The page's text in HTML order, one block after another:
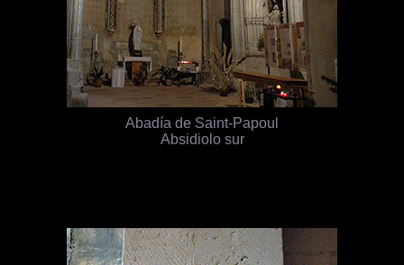
Abadía de Saint-Papoul
Absidiolo sur